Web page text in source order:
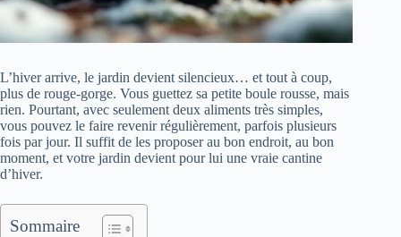
L’hiver arrive, le jardin devient silencieux… et tout à coup,
plus de rouge-gorge. Vous guettez sa petite boule rousse, mais
rien. Pourtant, avec seulement deux aliments très simples,
vous pouvez le faire revenir régulièrement, parfois plusieurs
fois par jour. Il suffit de les proposer au bon endroit, au bon
moment, et votre jardin devient pour lui une vraie cantine
d’hiver.
Sommaire